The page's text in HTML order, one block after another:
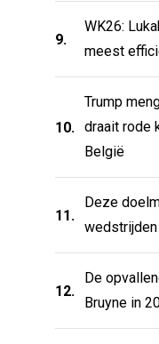
9.
WK26:
meest
10.
Trump
draait rode
België
11.
Deze
wedstrijden
12.
De
Bruyne in